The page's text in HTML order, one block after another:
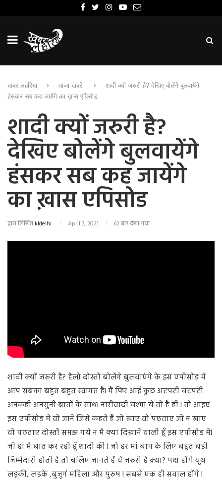
खबर लहरिया ताजा खबरें
शादी क्यों जरुरी है? देखिए बोलेंगे बुलवायेंगे
हंसकर सब कह जायेंगे का ख़ास एपिसोड
शादी क्यों जरुरी है?
देखिए बोलेंगे बुलवायेंगे
हंसकर सब कह जायेंगे
का ख़ास एपिसोड
द्वारा लिखितkldelhi April 7, 2021 62 बार देखा गया
शादी क्यों जरूरी है? हैलो दोस्तों बोलेंगे बुलवाएंगे के इस एपीसोड मे
आप सबका बहुत बहुत स्वागत हैl मैं फिर आई कुछ अटपटी चटपटी
अनकही अनसुनी बातों के साथl नारीवादी चश्मा ये तो है ही l तो आइए
इस एपीसोड मे वो जाने जिसे कहते हैं जो खाए वो पछताए जो न खाए
वो पछताए दोस्तों समझ गये न मै क्या दिखाने वाली हूँ इस एपीसोड मेंl
जी हां मै बात कर रही हूँ शादी की l जो हर मां बाप के लिए बहुत बड़ी
जिम्मेदारी होती है तो चलिए जानते हैं ये जरुरी है क्या? पक्ष होंगे यूथ
लड़की, लड़के ,बुजुर्ग महिला और पुरुष l सबसे एक ही सवाल होंगे l